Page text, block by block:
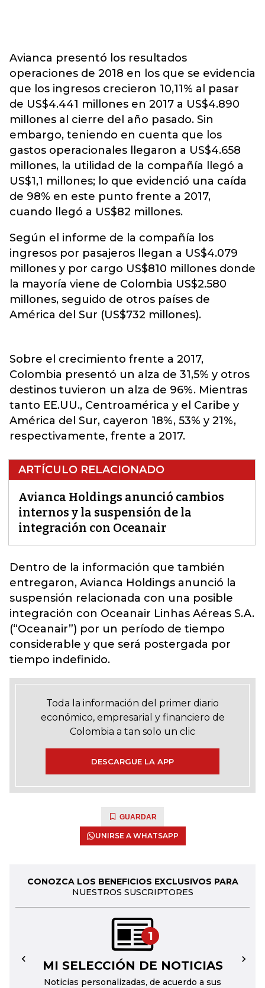
Avianca presentó los resultados
operaciones de 2018 en los que se evidencia
que los ingresos crecieron 10,11% al pasar
de US$4.441 millones en 2017 a US$4.890
millones al cierre del año pasado. Sin
embargo, teniendo en cuenta que los
gastos operacionales llegaron a US$4.658
millones, la utilidad de la compañía llegó a
US$1,1 millones; lo que evidenció una caída
de 98% en este punto frente a 2017,
cuando llegó a US$82 millones.
Según el informe de la compañía los
ingresos por pasajeros llegan a US$4.079
millones y por cargo US$810 millones donde
la mayoría viene de Colombia US$2.580
millones, seguido de otros países de
América del Sur (US$732 millones).
Sobre el crecimiento frente a 2017,
Colombia presentó un alza de 31,5% y otros
destinos tuvieron un alza de 96%. Mientras
tanto EE.UU., Centroamérica y el Caribe y
América del Sur, cayeron 18%, 53% y 21%,
respectivamente, frente a 2017.
ARTÍCULO RELACIONADO
Avianca Holdings anunció cambios
internos y la suspensión de la
integración con Oceanair
Dentro de la información que también
entregaron, Avianca Holdings anunció la
suspensión relacionada con una posible
integración con Oceanair Linhas Aéreas S.A.
(“Oceanair”) por un período de tiempo
considerable y que será postergada por
tiempo indefinido.
Toda la información del primer diario
económico, empresarial y financiero de
Colombia a tan solo un clic
DESCARGUE LA APP
GUARDAR
UNIRSE A WHATSAPP
CONOZCA LOS BENEFICIOS EXCLUSIVOS PARA
NUESTROS SUSCRIPTORES
1
MI SELECCIÓN DE NOTICIAS
Noticias personalizadas, de acuerdo a sus
← →